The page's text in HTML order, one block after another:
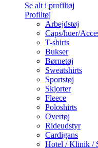
Se alt i profiltøj
Profiltøj
Arbejdstøj
Caps/huer/
T-shirts
Bukser
Børnetøj
Sweatshirts
Sportstøj
Skjorter
Fleece
Poloshirts
Overtøj
Rideudstyr
Cardigans
Hotel / Klinik /